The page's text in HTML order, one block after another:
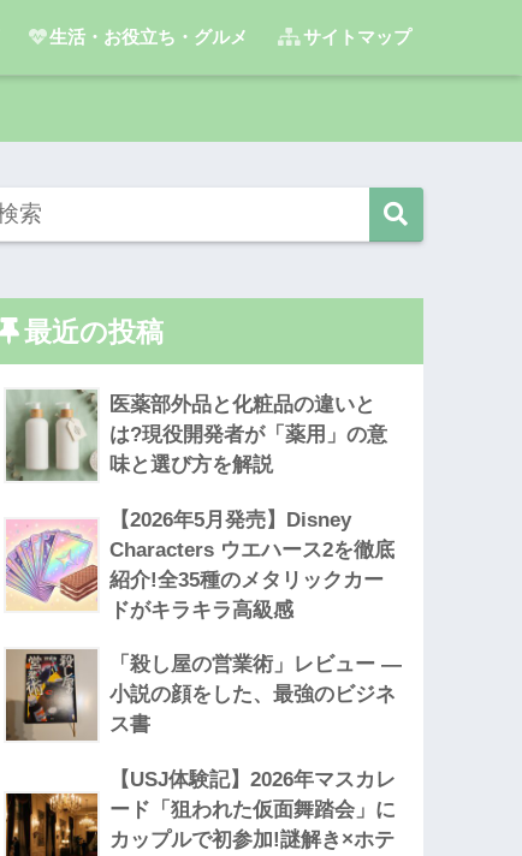
生活・お役立ち・グルメ サイトマップ
最近の投稿
医薬部外品と化粧品の違いと
は?現役開発者が「薬用」の意
味と選び方を解説
【2026年5月発売】Disney
Characters ウエハース2を徹底
紹介!全35種のメタリックカー
ドがキラキラ高級感
「殺し屋の営業術」レビュー —
小説の顔をした、最強のビジネ
ス書
【USJ体験記】2026年マスカレ
ード「狙われた仮面舞踏会」に
カップルで初参加!謎解き×ホテ